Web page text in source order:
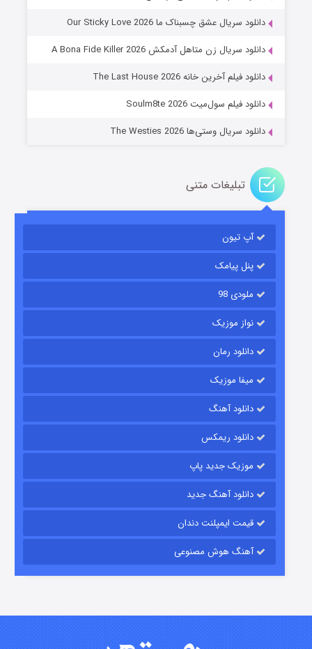
عملیات آپارتمان
قسمت۲ (زیرنویس) منتشر شد
مردگان متحرک: شهر مرده ۳
قسمت
شوگر فصل ۲
دانلود سریال عشق چسبناک ما Our Sticky Love 2026
دانلود سریال زن متاهل آدمکش A Bona Fide Killer 2026
دانلود فیلم آخرین خانه The Last House 2026
دانلود فیلم سول‌میت Soulm8te 2026
دانلود سریال وستی‌ها The Westies 2026
تبلیغات متنی
آپ تیون
پنل پیامک
ملودی 98
نواز موزیک
دانلود رمان
میفا موزیک
دانلود آهنگ
دانلود ریمکس
موزیک جدید پاپ
دانلود آهنگ جدید
قیمت ایمپلنت دندان
آهنگ هوش مصنوعی